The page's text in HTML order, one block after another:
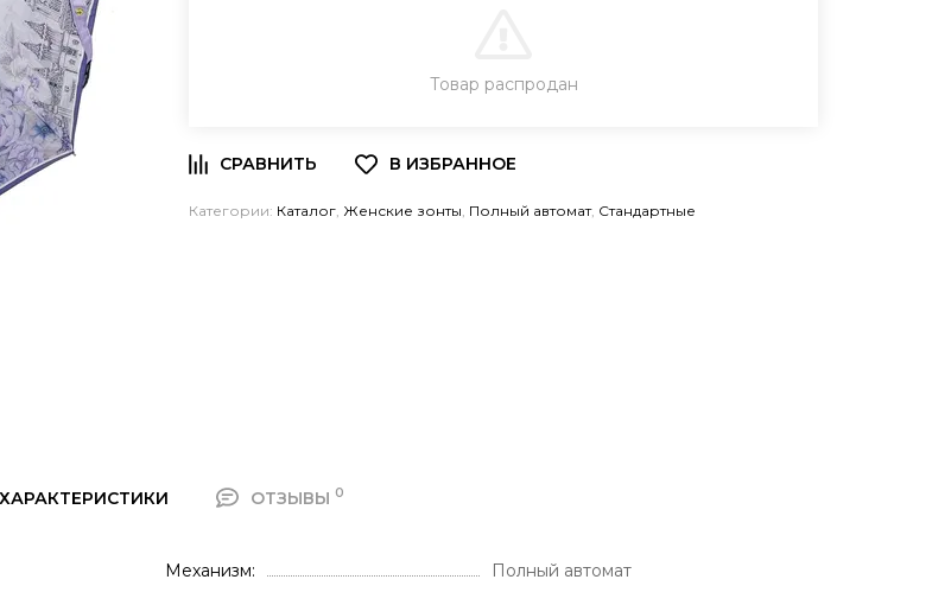
Товар распродан
Категории: Каталог, Женские зонты, Полный автомат, Стандартные
ХАРАКТЕРИСТИКИ ОТЗЫВЫ 0
Механизм Полный автомат